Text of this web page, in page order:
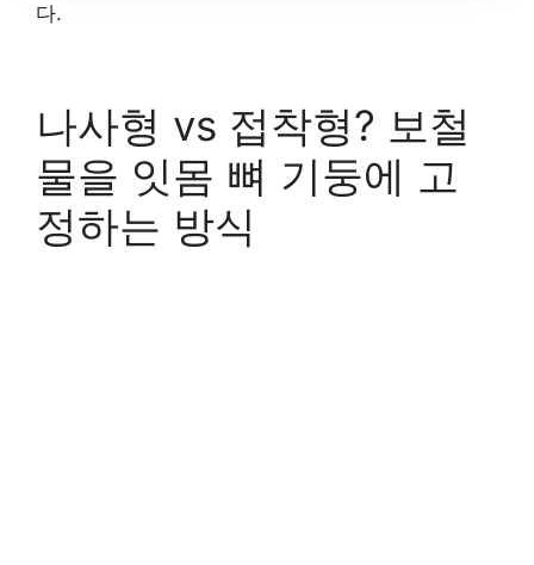
다.
나사형 vs 접착형? 보철
물을 잇몸 뼈 기둥에 고
정하는 방식